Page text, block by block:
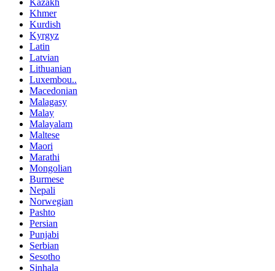
Kazakh
Khmer
Kurdish
Kyrgyz
Latin
Latvian
Lithuanian
Luxembou..
Macedonian
Malagasy
Malay
Malayalam
Maltese
Maori
Marathi
Mongolian
Burmese
Nepali
Norwegian
Pashto
Persian
Punjabi
Serbian
Sesotho
Sinhala